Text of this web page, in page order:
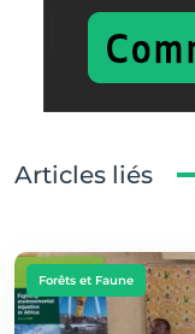
Articles liés
Forêts et Faune